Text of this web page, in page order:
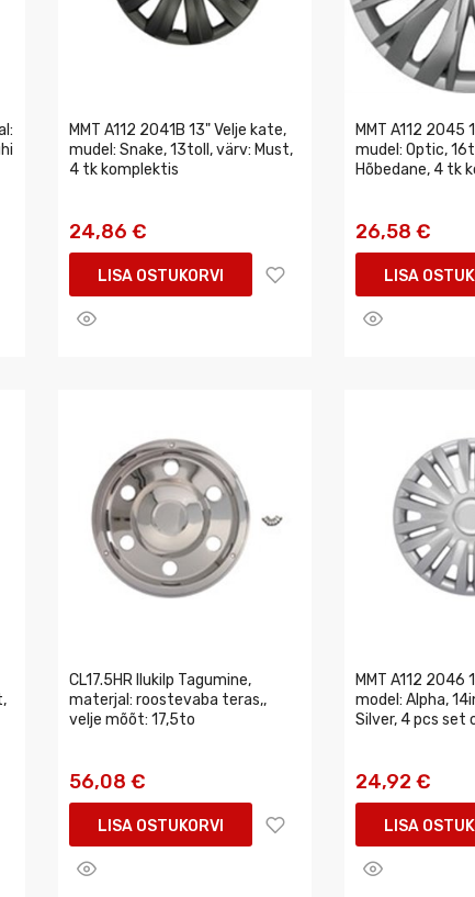
MMT A112 2041B 13" Velje kate,
mudel: Snake, 13toll, värv: Must,
4 tk komplektis
24,86 €
LISA OSTUKORVI
MMT A112 2045
mudel: Optic,
Hõbedane, 4 tk
26,58 €
LISA
CL17.5HR Ilukilp Tagumine,
materjal: roostevaba teras,,
velje mõõt: 17,5to
56,08 €
LISA OSTUKORVI
MMT A112 2046
model: Alpha,
Silver, 4 pcs set
24,92 €
LISA